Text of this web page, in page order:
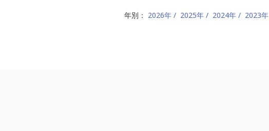
年別： 2026年 2025年 2024年 2023年